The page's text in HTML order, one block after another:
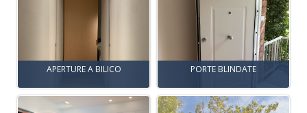
APERTURE A BILICO PORTE BLINDATE